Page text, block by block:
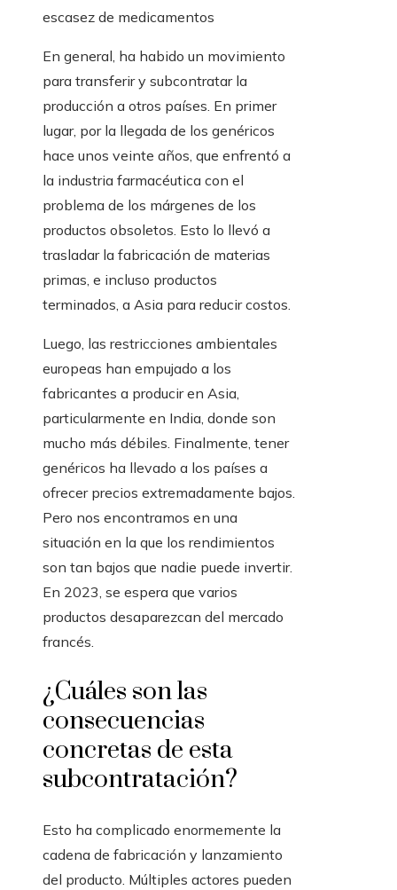
escasez de medicamentos
En general, ha habido un movimiento
para transferir y subcontratar la
producción a otros países. En primer
lugar, por la llegada de los genéricos
hace unos veinte años, que enfrentó a
la industria farmacéutica con el
problema de los márgenes de los
productos obsoletos. Esto lo llevó a
trasladar la fabricación de materias
primas, e incluso productos
terminados, a Asia para reducir costos.
Luego, las restricciones ambientales
europeas han empujado a los
fabricantes a producir en Asia,
particularmente en India, donde son
mucho más débiles. Finalmente, tener
genéricos ha llevado a los países a
ofrecer precios extremadamente bajos.
Pero nos encontramos en una
situación en la que los rendimientos
son tan bajos que nadie puede invertir.
En 2023, se espera que varios
productos desaparezcan del mercado
francés.
¿Cuáles son las
consecuencias
concretas de esta
subcontratación?
Esto ha complicado enormemente la
cadena de fabricación y lanzamiento
del producto. Múltiples actores pueden